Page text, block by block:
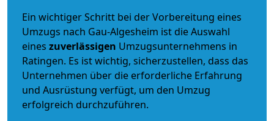
Ein wichtiger Schritt bei der Vorbereitung eines
Umzugs nach Gau-Algesheim ist die Auswahl
eines zuverlässigen Umzugsunternehmens in
Ratingen. Es ist wichtig, sicherzustellen, dass das
Unternehmen über die erforderliche Erfahrung
und Ausrüstung verfügt, um den Umzug
erfolgreich durchzuführen.